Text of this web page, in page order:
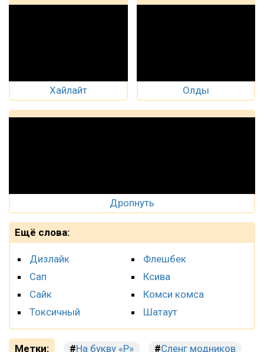
Хайлайт Олды
Дропнуть
Ещё слова:
Дизлайк
Сап
Сайк
Токсичный
Флешбек
Ксива
Комси комса
Шатаут
Метки: На букву «Р» Сленг модников